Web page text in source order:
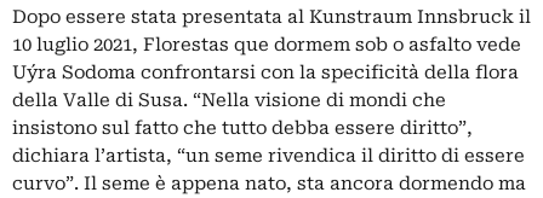
Dopo essere stata presentata al Kunstraum Innsbruck il
10 luglio 2021, Florestas que dormem sob o asfalto vede
Uýra Sodoma confrontarsi con la specificità della flora
della Valle di Susa. “Nella visione di mondi che
insistono sul fatto che tutto debba essere diritto”,
dichiara l’artista, “un seme rivendica il diritto di essere
curvo”. Il seme è appena nato, sta ancora dormendo ma